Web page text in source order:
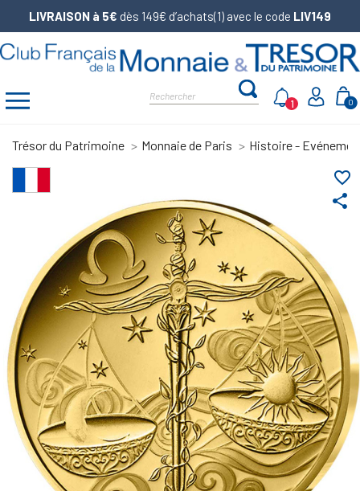
LIVRAISON à 5€ dès 149€ d’achats(1) avec le code LIV149
0
1
Trésor du Patrimoine Monnaie de Paris Histoire -
share
favorite_border